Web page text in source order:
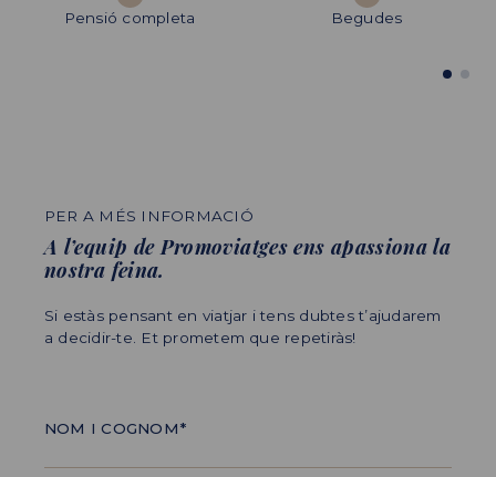
Pensió completa Begudes
Excursions Tractaments de Spa
PER A MÉS INFORMACIÓ
A l’equip de Promoviatges ens apassiona la
nostra feina.
Si estàs pensant en viatjar i tens dubtes t’ajudarem
a decidir-te. Et prometem que repetiràs!
NOM I COGNOM*